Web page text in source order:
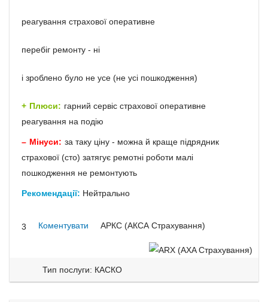
реагування страхової оперативне
перебіг ремонту - ні
і зроблено було не усе (не усі пошкодження)
Плюси: гарний сервіс страхової оперативне
реагування на подію
Мінуси: за таку ціну - можна й краще підрядник
страхової (сто) затягує ремотні роботи малі
пошкодження не ремонтують
Рекомендації: Нейтрально
3 Коментувати АРКС (АКСА Страхування)
Тип послуги: КАСКО